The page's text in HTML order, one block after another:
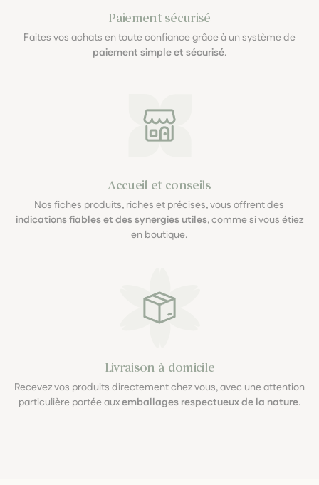
Paiement sécurisé
Faites vos achats en toute confiance grâce à un système de
paiement simple et sécurisé.
Accueil et conseils
Nos fiches produits, riches et précises, vous offrent des
indications fiables et des synergies utiles, comme si vous étiez
en boutique.
Livraison à domicile
Recevez vos produits directement chez vous, avec une attention
particulière portée auxemballages respectueux de la nature.